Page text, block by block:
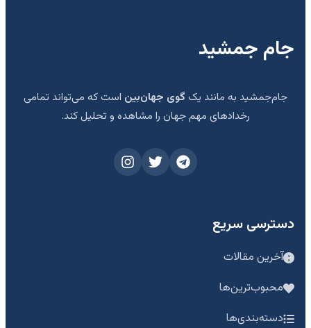
جام جمشید
جام‌جمشید به مانند یک گوی جهان‌بین است که می‌تواند تمامی
رخدادهای مهم جهان را مشاهده و تحلیل کند.
دسترسی سریع
آخرین مقالات
محبوب‌ترین‌ها
دسته‌بندی‌ها